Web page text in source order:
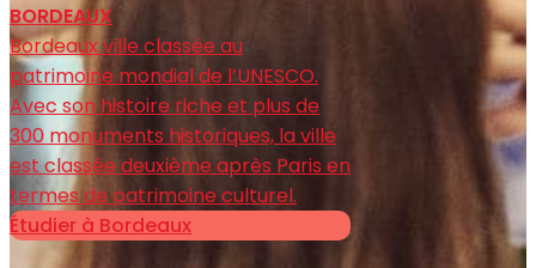
BORDEAUX
Bordeaux ville classée au
patrimoine mondial de l’UNESCO.
Avec son histoire riche et plus de
300 monuments historiques, la ville
est classée deuxième après Paris en
termes de patrimoine culturel.
Étudier à Bordeaux